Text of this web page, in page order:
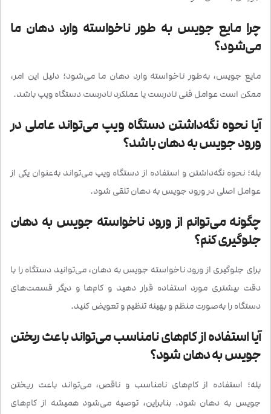
چرا مایع جویس به طور ناخواسته وارد دهان ما
می‌شود؟
مایع جویس، به‌طور ناخواسته وارد دهان ما می‌شود؛ دلیل این امر،
ممکن است عوامل فنی نادرست یا عملکرد نادرست دستگاه ویپ باشد.
آیا نحوه نگه‌داشتن دستگاه ویپ می‌تواند عاملی در
ورود جویس به دهان باشد؟
بله؛ نحوه نگه‌داشتن و استفاده از دستگاه ویپ می‌تواند به‌عنوان یکی از
عوامل اصلی در ورود جویس به دهان تلقی شود.
چگونه می‌توانم از ورود ناخواسته جویس به دهان
جلوگیری کنم؟
برای جلوگیری از ورود ناخواسته جویس به دهان، می‌توانید دستگاه را با
دقت بیشتری مورد استفاده قرار دهید و کام‌ها و دیگر قسمت‌های
دستگاه را به‌صورت منظم و بهینه تنظیم و تعویض کنید.
آیا استفاده از کام‌های نامناسب می‌تواند باعث ریختن
جویس به دهان شود؟
بله؛ استفاده از کام‌های نامناسب و ناقص، می‌تواند باعث ریختن
جویس به دهان شود. بنابراین، توصیه می‌شود همیشه از کام‌های